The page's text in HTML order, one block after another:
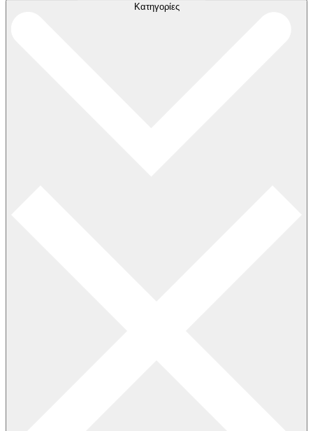
Κατηγορίες